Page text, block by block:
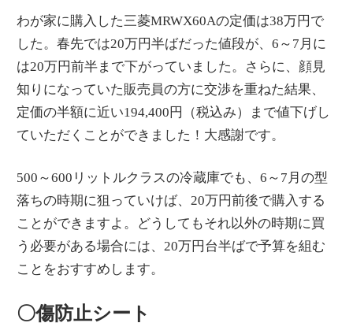
わが家に購入した三菱MRWX60Aの定価は38万円で
した。春先では20万円半ばだった値段が、6～7月に
は20万円前半まで下がっていました。さらに、顔見
知りになっていた販売員の方に交渉を重ねた結果、
定価の半額に近い194,400円（税込み）まで値下げし
ていただくことができました！大感謝です。
500～600リットルクラスの冷蔵庫でも、6～7月の型
落ちの時期に狙っていけば、20万円前後で購入する
ことができますよ。どうしてもそれ以外の時期に買
う必要がある場合には、20万円台半ばで予算を組む
ことをおすすめします。
〇傷防止シート